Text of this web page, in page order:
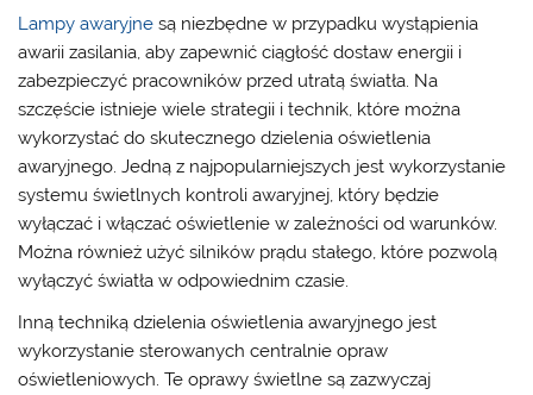
Lampy awaryjne są niezbędne w przypadku wystąpienia
awarii zasilania, aby zapewnić ciągłość dostaw energii i
zabezpieczyć pracowników przed utratą światła. Na
szczęście istnieje wiele strategii i technik, które można
wykorzystać do skutecznego dzielenia oświetlenia
awaryjnego. Jedną z najpopularniejszych jest wykorzystanie
systemu świetlnych kontroli awaryjnej, który będzie
wyłączać i włączać oświetlenie w zależności od warunków.
Można również użyć silników prądu stałego, które pozwolą
wyłączyć światła w odpowiednim czasie.
Inną techniką dzielenia oświetlenia awaryjnego jest
wykorzystanie sterowanych centralnie opraw
oświetleniowych. Te oprawy świetlne są zazwyczaj